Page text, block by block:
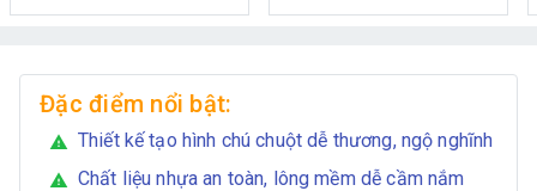
Đặc điểm nổi bật:
warning Thiết kế tạo hình chú chuột dễ thương, ngộ nghĩnh
warning Chất liệu nhựa an toàn, lông mềm dễ cầm nắm